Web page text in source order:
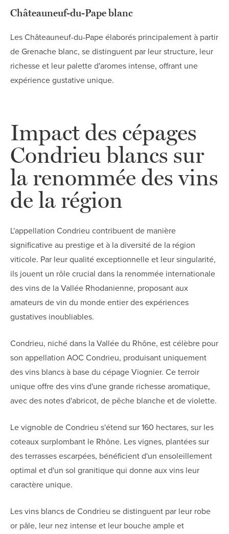
Châteauneuf-du-Pape blanc
Les Châteauneuf-du-Pape élaborés principalement à partir
de Grenache blanc, se distinguent par leur structure, leur
richesse et leur palette d'aromes intense, offrant une
expérience gustative unique.
Impact des cépages
Condrieu blancs sur
la renommée des vins
de la région
L'appellation Condrieu contribuent de manière
significative au prestige et à la diversité de la région
viticole. Par leur qualité exceptionnelle et leur singularité,
ils jouent un rôle crucial dans la renommée internationale
des vins de la Vallée Rhodanienne, proposant aux
amateurs de vin du monde entier des expériences
gustatives inoubliables.
Condrieu, niché dans la Vallée du Rhône, est célèbre pour
son appellation AOC Condrieu, produisant uniquement
des vins blancs à base du cépage Viognier. Ce terroir
unique offre des vins d'une grande richesse aromatique,
avec des notes d'abricot, de pêche blanche et de violette.
Le vignoble de Condrieu s'étend sur 160 hectares, sur les
coteaux surplombant le Rhône. Les vignes, plantées sur
des terrasses escarpées, bénéficient d'un ensoleillement
optimal et d'un sol granitique qui donne aux vins leur
caractère unique.
Les vins blancs de Condrieu se distinguent par leur robe
or pâle, leur nez intense et leur bouche ample et